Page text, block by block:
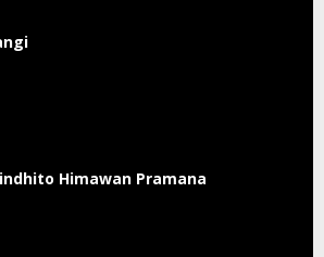
Himawan Pramana